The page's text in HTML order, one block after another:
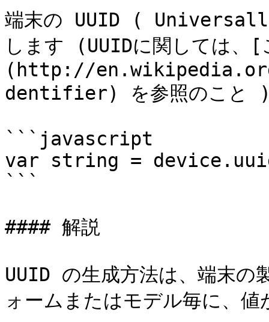
端末の UUID (
します (UUIDに関しては、
(http://
dentifier) を参照のこと
```javascript
var string =
```
#### 解説
UUID の生成方法は、端末の
ォームまたはモデル毎に、